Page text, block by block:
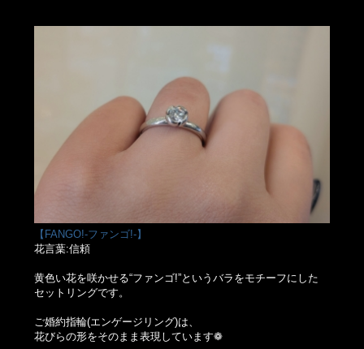
【FANGO!-ファンゴ!-】
花言葉:信頼
黄色い花を咲かせる“ファンゴ!”というバラをモチーフにした
セットリングです。
ご婚約指輪(エンゲージリング)は、
花びらの形をそのまま表現しています❁